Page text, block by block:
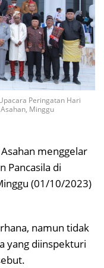
Peringatan Hari
Minggu
menggelar
Pancasila di
(01/10/2023)
namun tidak
yang diinspekturi